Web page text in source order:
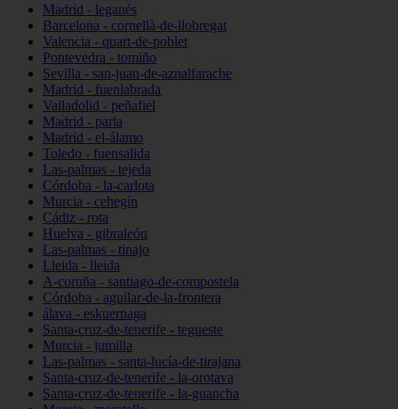
Madrid - leganés
Barcelona - cornellà-de-llobregat
Valencia - quart-de-poblet
Pontevedra - tomiño
Sevilla - san-juan-de-aznalfarache
Madrid - fuenlabrada
Valladolid - peñafiel
Madrid - parla
Madrid - el-álamo
Toledo - fuensalida
Las-palmas - tejeda
Córdoba - la-carlota
Murcia - cehegín
Cádiz - rota
Huelva - gibraleón
Las-palmas - tinajo
Lleida - lleida
A-coruña - santiago-de-compostela
Córdoba - aguilar-de-la-frontera
álava - eskuernaga
Santa-cruz-de-tenerife - tegueste
Murcia - jumilla
Las-palmas - santa-lucía-de-tirajana
Santa-cruz-de-tenerife - la-orotava
Santa-cruz-de-tenerife - la-guancha